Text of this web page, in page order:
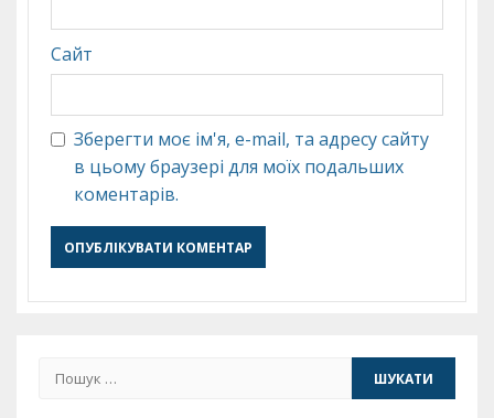
Сайт
Зберегти моє ім'я, e-mail, та адресу сайту
в цьому браузері для моїх подальших
коментарів.
Пошук: